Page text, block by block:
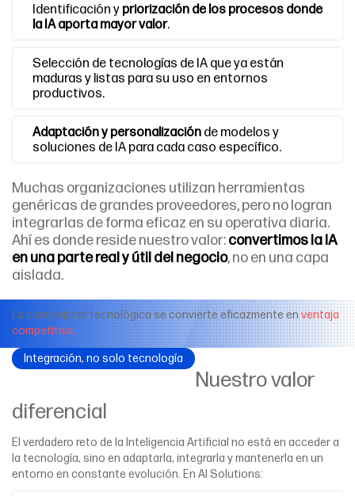
Identificación y priorización de los procesos donde
la IA aporta mayor valor.
Selección de tecnologías de IA que ya están
maduras y listas para su uso en entornos
productivos.
Adaptación y personalización de modelos y
soluciones de IA para cada caso específico.
Muchas organizaciones utilizan herramientas
genéricas de grandes proveedores, pero no logran
integrarlas de forma eficaz en su operativa diaria.
Ahí es donde reside nuestro valor:convertimos la IA
en una parte real y útil del negocio, no en una capa
aislada.
La complejidad tecnológica se convierte eficazmente en ventaja
competitiva.
Integración, no solo tecnología
Nuestro valor
diferencial
El verdadero reto de la Inteligencia Artificial no está en acceder a
la tecnología, sino en adaptarla, integrarla y mantenerla en un
entorno en constante evolución. En AI Solutions: